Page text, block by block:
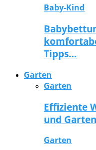
Baby-Kind
Tipps…
Garten
Garten
Effiziente
und
Garten